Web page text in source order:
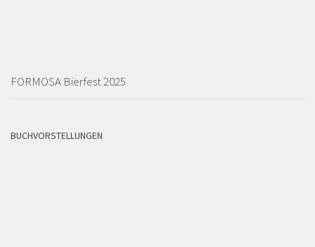
FORMOSA Bierfest 2025
BUCHVORSTELLUNGEN